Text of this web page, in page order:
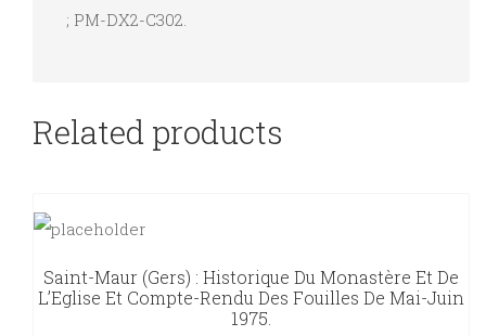
; PM-DX2-C302.
Related products
Saint-Maur (Gers) : Historique Du Monastère Et De
L’Eglise Et Compte-Rendu Des Fouilles De Mai-Juin
1975.